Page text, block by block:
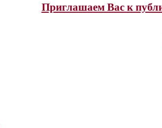
Приглашаем Вас к